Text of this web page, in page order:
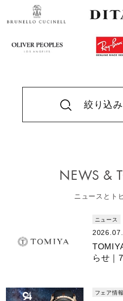
絞り込
NEWS &
ニュースとト
ニュース
らせ｜
フェア情報